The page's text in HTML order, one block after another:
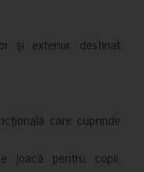
și exterior, destinat
care cuprinde
joacă pentru copii,